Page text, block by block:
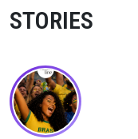
STORIES